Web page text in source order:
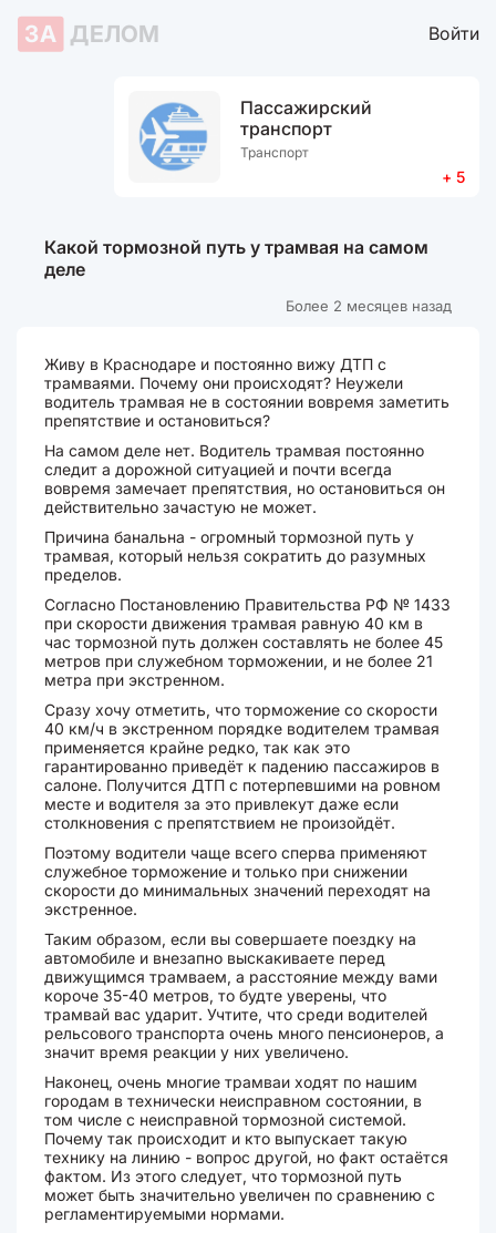
ЗА ДЕЛОМ Войти
Пассажирский
транспорт
Транспорт
+ 5
Какой тормозной путь у трамвая на самом
деле
Более 2 месяцев назад
Живу в Краснодаре и постоянно вижу ДТП с
трамваями. Почему они происходят? Неужели
водитель трамвая не в состоянии вовремя заметить
препятствие и остановиться?
На самом деле нет. Водитель трамвая постоянно
следит а дорожной ситуацией и почти всегда
вовремя замечает препятствия, но остановиться он
действительно зачастую не может.
Причина банальна - огромный тормозной путь у
трамвая, который нельзя сократить до разумных
пределов.
Согласно Постановлению Правительства РФ № 1433
при скорости движения трамвая равную 40 км в
час тормозной путь должен составлять не более 45
метров при служебном торможении, и не более 21
метра при экстренном.
Сразу хочу отметить, что торможение со скорости
40 км/ч в экстренном порядке водителем трамвая
применяется крайне редко, так как это
гарантированно приведёт к падению пассажиров в
салоне. Получится ДТП с потерпевшими на ровном
месте и водителя за это привлекут даже если
столкновения с препятствием не произойдёт.
Поэтому водители чаще всего сперва применяют
служебное торможение и только при снижении
скорости до минимальных значений переходят на
экстренное.
Таким образом, если вы совершаете поездку на
автомобиле и внезапно выскакиваете перед
движущимся трамваем, а расстояние между вами
короче 35-40 метров, то будте уверены, что
трамвай вас ударит. Учтите, что среди водителей
рельсового транспорта очень много пенсионеров, а
значит время реакции у них увеличено.
Наконец, очень многие трамваи ходят по нашим
городам в технически неисправном состоянии, в
том числе с неисправной тормозной системой.
Почему так происходит и кто выпускает такую
технику на линию - вопрос другой, но факт остаётся
фактом. Из этого следует, что тормозной путь
может быть значительно увеличен по сравнению с
регламентируемыми нормами.